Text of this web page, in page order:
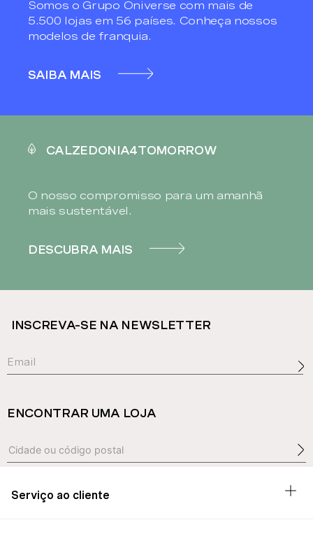
Somos o Grupo Oniverse com mais de
5.500 lojas em 56 países. Conheça nossos
modelos de franquia.
SAIBA MAIS
CALZEDONIA4TOMORROW
O nosso compromisso para um amanhã
mais sustentável.
DESCUBRA MAIS
INSCREVA-SE NA NEWSLETTER
ENCONTRAR UMA LOJA
Serviço ao cliente